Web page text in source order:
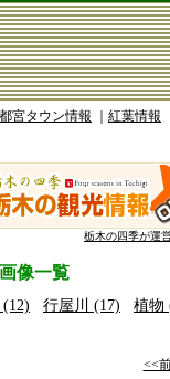
宮タウン情報 紅葉情報
栃木の四季が運
像一覧
行屋川 (17) 植物
<<